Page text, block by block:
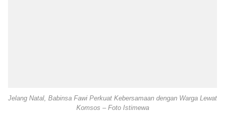
Jelang Natal, Babinsa Fawi Perkuat Kebersamaan dengan Warga Lewat
Komsos – Foto Istimewa